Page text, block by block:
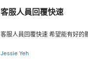
客服人員回覆快速
客服人員回覆快速 希望能有好的
Jessie Yeh